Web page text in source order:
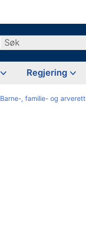
Søk
Regjering
Barne-, familie- og arverett